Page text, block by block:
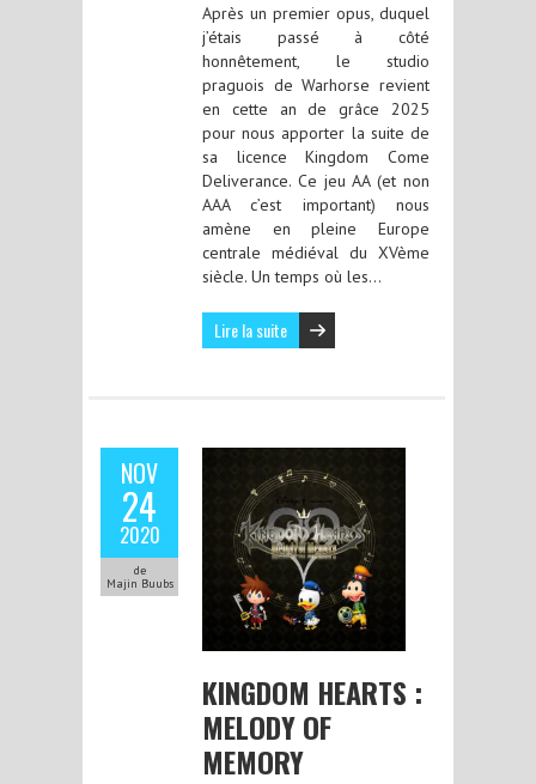
Après un premier opus, duquel
j’étais passé à côté
honnêtement, le studio
praguois de Warhorse revient
en cette an de grâce 2025
pour nous apporter la suite de
sa licence Kingdom Come
Deliverance. Ce jeu AA (et non
AAA c’est important) nous
amène en pleine Europe
centrale médiéval du XVème
siècle. Un temps où les…
Lire la suite
NOV
24
2020
de
Majin Buubs
KINGDOM HEARTS :
MELODY OF
MEMORY